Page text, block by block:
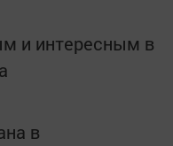
и интересным в
в